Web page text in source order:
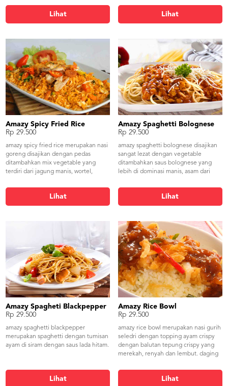
dengan roti yang lembut dan fresh.
sayuran segar seperti timun, tomat,
selada dan bawang bombay
Lihat
vegetable yang terdiri dari jagung
manis, wortel, kacang polong dan
buncis sehingga terjadi kesimbangan
menu ini adalah untuk menetralisir
adanya lemak karena sayuran
segarnya mengandung serat yang
cukup tinggi. ditambahkan taburan
ayam crispy khas amazy dan kremes.
Lihat
Amazy Spicy Fried Rice
Rp 29.500
amazy spicy fried rice merupakan nasi
goreng disajikan dengan pedas
ditambahkan mix vegetable yang
terdiri dari jagung manis, wortel,
terjadi kesimbangan dalam komposisi.
unsur sayuran di menu ini adalah
untuk menetralisir adanya lemak
ditambahkan taburan ayam crispy
khas amazy dan kremes membuat
siapapun tidak rela untuk
membaginya. selain itu aroma dari
minyak wijennya membuat perut tidak
tahan untuk segera menyantapnya.
Lihat
Amazy Spaghetti Bolognese
Rp 29.500
amazy spaghetti bolognese disajikan
sangat lezat dengan vegetable
ditambahkan saus bolognese yang
lebih di dominasi manis, asam dari
sapi dan ditabur keju yang gurih.
Lihat
Amazy Spagheti Blackpepper
Rp 29.500
amazy spaghetti blackpepper
merupakan spaghetti dengan tumisan
ayam di siram dengan saus lada hitam.
Lihat
Amazy Rice Bowl
Rp 29.500
amazy rice bowl merupakan nasi gurih
seledri dengan topping ayam crispy
dengan balutan tepung crispy yang
merekah, renyah dan lembut. daging
menandakan kualitas ayam yang
terjaga dan selalu fresh. rasa daging
Lihat